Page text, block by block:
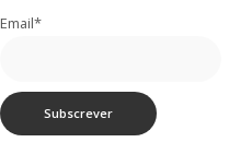
Email*